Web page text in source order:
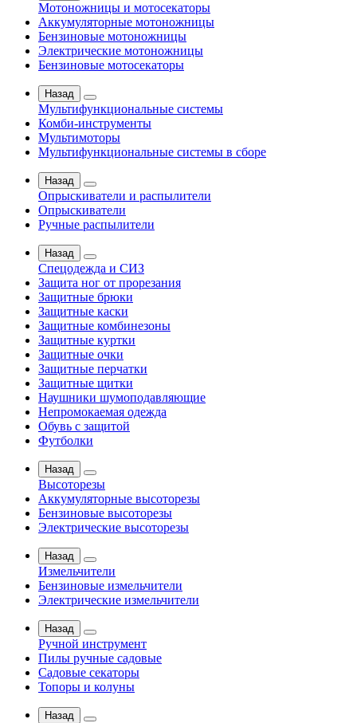
Мотоножницы и мотосекаторы
Аккумуляторные мотоножницы
Бензиновые мотоножницы
Электрические мотоножницы
Бензиновые мотосекаторы
Назад
Мультифункциональные системы
Комби-инструменты
Мультимоторы
Мультифункциональные системы в сборе
Назад
Опрыскиватели и распылители
Опрыскиватели
Ручные распылители
Назад
Спецодежда и СИЗ
Защита ног от прорезания
Защитные брюки
Защитные каски
Защитные комбинезоны
Защитные куртки
Защитные очки
Защитные перчатки
Защитные щитки
Наушники шумоподавляющие
Непромокаемая одежда
Обувь с защитой
Футболки
Назад
Высоторезы
Аккумуляторные высоторезы
Бензиновые высоторезы
Электрические высоторезы
Назад
Измельчители
Бензиновые измельчители
Электрические измельчители
Назад
Ручной инструмент
Пилы ручные садовые
Садовые секаторы
Топоры и колуны
Назад